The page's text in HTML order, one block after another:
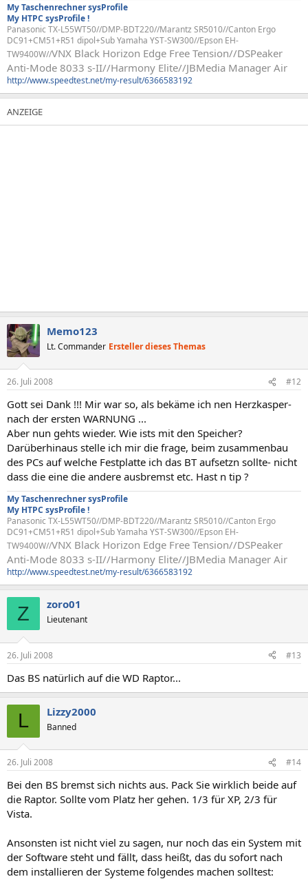
My Taschenrechner sysProfile
My HTPC sysProfile !
Panasonic TX-L55WT50//DMP-BDT220//Marantz SR5010//Canton Ergo
DC91+CM51+R51 dipol+Sub Yamaha YST-SW300//Epson EH-
TW9400W//VNX Black Horizon Edge Free Tension//DSPeaker
Anti-Mode 8033 s-II//Harmony Elite//JBMedia Manager Air
http://www.speedtest.net/my-result/6366583192
Memo123
Lt. Commander Ersteller dieses Themas
26. Juli 2008 #12
Gott sei Dank !!! Mir war so, als bekäme ich nen Herzkasper-
nach der ersten WARNUNG ...
Aber nun gehts wieder. Wie ists mit den Speicher?
Darüberhinaus stelle ich mir die frage, beim zusammenbau
des PCs auf welche Festplatte ich das BT aufsetzn sollte- nicht
dass die eine die andere ausbremst etc. Hast n tip ?
My Taschenrechner sysProfile
My HTPC sysProfile !
Panasonic TX-L55WT50//DMP-BDT220//Marantz SR5010//Canton Ergo
DC91+CM51+R51 dipol+Sub Yamaha YST-SW300//Epson EH-
TW9400W//VNX Black Horizon Edge Free Tension//DSPeaker
Anti-Mode 8033 s-II//Harmony Elite//JBMedia Manager Air
http://www.speedtest.net/my-result/6366583192
Z zoro01
Lieutenant
26. Juli 2008 #13
Das BS natürlich auf die WD Raptor...
L Lizzy2000
Banned
26. Juli 2008 #14
Bei den BS bremst sich nichts aus. Pack Sie wirklich beide auf
die Raptor. Sollte vom Platz her gehen. 1/3 für XP, 2/3 für
Vista.
Ansonsten ist nicht viel zu sagen, nur noch das ein System mit
der Software steht und fällt, dass heißt, das du sofort nach
dem installieren der Systeme folgendes machen solltest: